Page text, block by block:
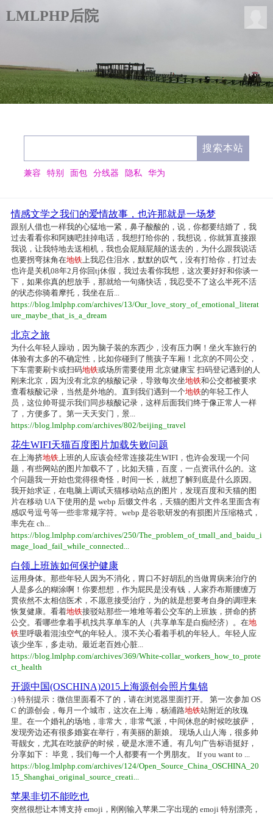
LMLPHP后院
兼容 特别 面包 分线器 隐私 华为
情感文学之我们的爱情故事，也许那就是一场梦
跟别人借也一样我的心猛地一紧，鼻子酸酸的，说，你都要结婚了，我
过去看看你和阿姨吧挂掉电话，我想打给你的，我想说，你就算直接跟
我说，让我特地去送相机，我也会屁颠屁颠的送去的，为什么跟我说话
也要拐弯抹角在地铁上我忍住泪水，默默的叹气，没有打给你，打过去
也许是关机08年2月你回tj休假，我过去看你我想，这次要好好和你谈一
下，如果你真的想放手，那就给一句痛快话，我忍受不了这么半死不活
的状态你骑着摩托，我坐在后...
https://blog.lmlphp.com/archives/13/Our_love_story_of_emotional_literat
ure_maybe_that_is_a_dream
北京之旅
为什么年轻人躁动，因为脑子装的东西少，没有压力啊！坐火车旅行的
体验有太多的不确定性，比如你碰到了熊孩子车厢！北京的不同公交，
下车需要刷卡或扫码地铁或场所需要使用 北京健康宝 扫码登记遇到的人
刚来北京，因为没有北京的核酸记录，导致每次坐地铁和公交都被要求
查看核酸记录，当然是外地的。直到我们遇到一个地铁的年轻工作人
员，这位帅哥提示我们同步核酸记录，这样后面我们终于像正常人一样
了，方便多了。第一天天安门，景...
https://blog.lmlphp.com/archives/802/beijing_travel
花生WIFI天猫百度图片加载失败问题
在上海挤地铁上班的人应该会经常连接花生WIFI，也许会发现一个问
题，有些网站的图片加载不了，比如天猫，百度，一点资讯什么的。这
个问题我一开始也觉得很奇怪，时间一长，就想了解到底是什么原因。
我开始求证，在电脑上调试天猫移动站点的图片，发现百度和天猫的图
片在移动 UA 下使用的是 webp 后缀文件名，天猫的图片文件名里面含有
感叹号逗号等一些非常规字符。webp 是谷歌研发的有损图片压缩格式，
率先在 ch...
https://blog.lmlphp.com/archives/250/The_problem_of_tmall_and_baidu_i
mage_load_fail_while_connected...
白领上班族如何保护健康
运用身体。那些年轻人因为不消化，胃口不好胡乱的当做胃病来治疗的
人是多么的糊涂啊！你要想想，作为屁民是没有钱，人家乔布斯腰缠万
贯依然不太相信医术，不愿意接受治疗，为的就是想要考自身的调理来
恢复健康。看着地铁接驳站那些一堆堆等着公交车的上班族，拼命的挤
公交。看哪些拿着手机找共享单车的人（共享单车是白痴经济）。在地
铁里呼吸着混浊空气的年轻人。漠不关心看着手机的年轻人。年轻人应
该少坐车，多走动。最近老百姓心脏...
https://blog.lmlphp.com/archives/369/White-collar_workers_how_to_prote
ct_health
开源中国(OSCHINA)2015上海源创会照片集锦
:) 特别提示：微信里面看不了的，请在浏览器里面打开。 第一次参加 OS
C 的源创会，每月一个城市，这次在上海，杨浦路地铁站附近的玫瑰
里。在一个婚礼的场地，非常大，非常气派，中间休息的时候吃披萨，
发现旁边还有很多婚宴在举行，有美丽的新娘。 现场人山人海，很多帅
哥靓女，尤其在吃披萨的时候，硬是水泄不通。有几句广告标语挺好，
分享如下： 毕竟，我们每一个人都要有一个男朋友。 If you want to ...
https://blog.lmlphp.com/archives/124/Open_Source_China_OSCHINA_20
15_Shanghai_original_source_creati...
苹果非切不能吃也
突然很想让本博支持 emoji，刚刚输入苹果二字出现的 emoji 特别漂亮，